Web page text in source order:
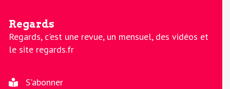
Regards
Regards, c'est une revue, un mensuel, des vidéos et
le site regards.fr
S'abonner